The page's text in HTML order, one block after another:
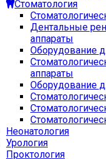
Стоматология
Дентальные
аппараты
Оборудование
аппараты
Оборудование
Неонатология
Урология
Проктология